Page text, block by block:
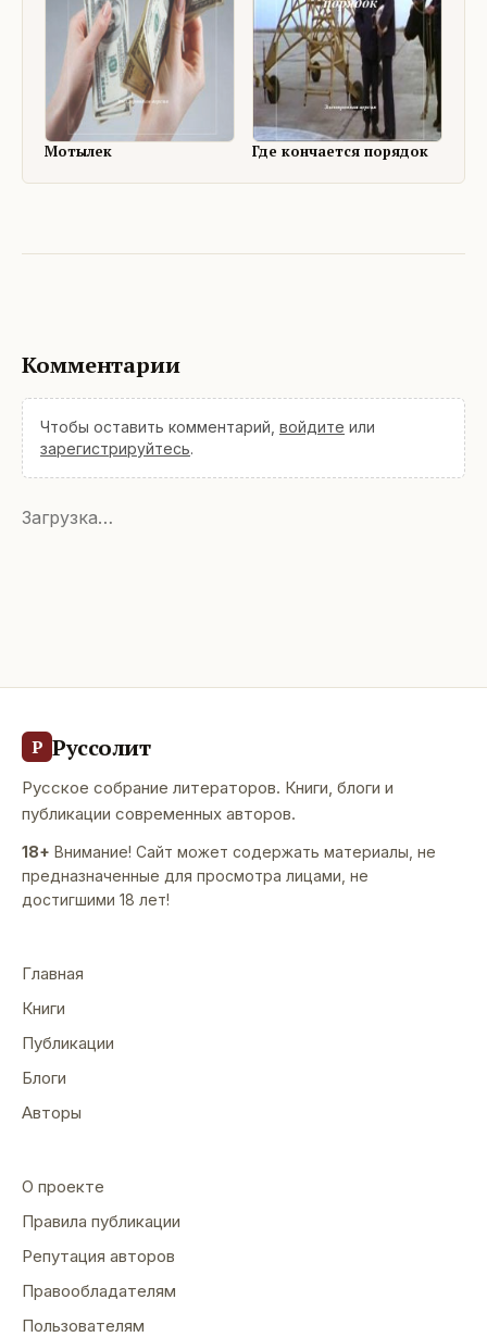
Мотылек Где кончается порядок
Комментарии
Чтобы оставить комментарий, войдите или
зарегистрируйтесь.
Загрузка…
Р Руссолит
Русское собрание литераторов. Книги, блоги и
публикации современных авторов.
18+ Внимание! Сайт может содержать материалы, не
предназначенные для просмотра лицами, не
достигшими 18 лет!
Главная
Книги
Публикации
Блоги
Авторы
О проекте
Правила публикации
Репутация авторов
Правообладателям
Пользователям